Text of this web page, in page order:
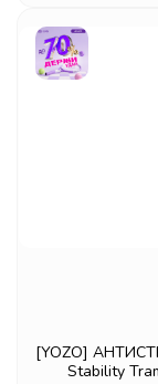
[YOZO]
Stability